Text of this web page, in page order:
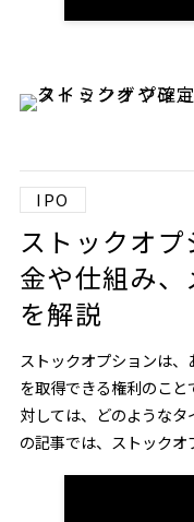
IPO
ストックオ
金や仕組み
を解説
ストックオプションは
を取得できる権利のこ
対しては、どのような
の記事では、ストック